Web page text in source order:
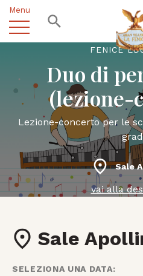
Menu
FENICE
Duo di
(lezione-
Lezione-concerto per le
Sale
vai alla
Sale
SELEZIONA UNA DATA: